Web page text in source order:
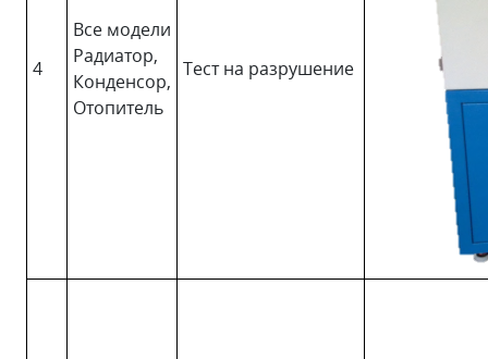
4
Все модели
Радиатор,
Конденсор,
Отопитель
Тест на разрушение